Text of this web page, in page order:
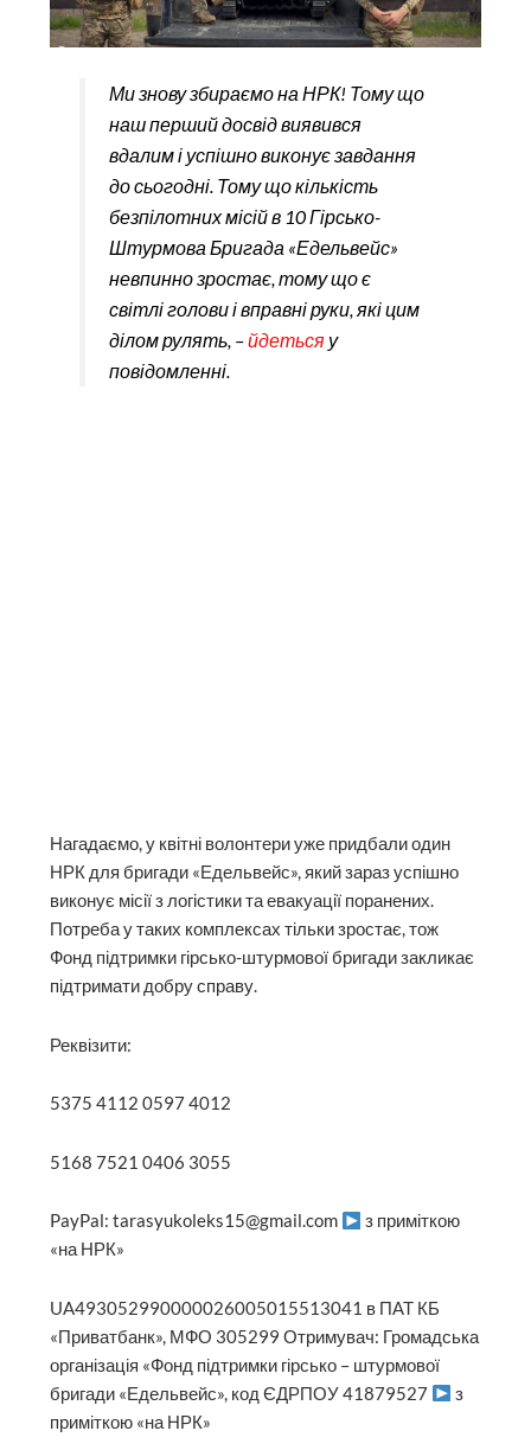
Ми знову збираємо на НРК! Тому що
наш перший досвід виявився
вдалим і успішно виконує завдання
до сьогодні. Тому що кількість
безпілотних місій в 10 Гірсько-
Штурмова Бригада «Едельвейс»
невпинно зростає, тому що є
світлі голови і вправні руки, які цим
ділом рулять, –йдетьсяу
повідомленні.
Нагадаємо, у квітні волонтери уже придбали один
НРК для бригади «Едельвейс», який зараз успішно
виконує місії з логістики та евакуації поранених.
Потреба у таких комплексах тільки зростає, тож
Фонд підтримки гірсько-штурмової бригади закликає
підтримати добру справу.
Реквізити:
5375 4112 0597 4012
5168 7521 0406 3055
PayPal: tarasyukoleks15@gmail.com
з приміткою
«на НРК»
UA493052990000026005015513041 в ПАТ КБ
«Приватбанк», МФО 305299 Отримувач: Громадська
організація «Фонд підтримки гірсько – штурмової
бригади «Едельвейс», код ЄДРПОУ 41879527
з
приміткою «на НРК»